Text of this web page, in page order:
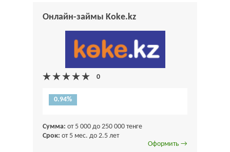
Онлайн-займы Koke.kz
0.94%
Сумма: от 5 000 до 250 000 тенге
Срок: от 5 мес. до 2.5 лет
Оформить →